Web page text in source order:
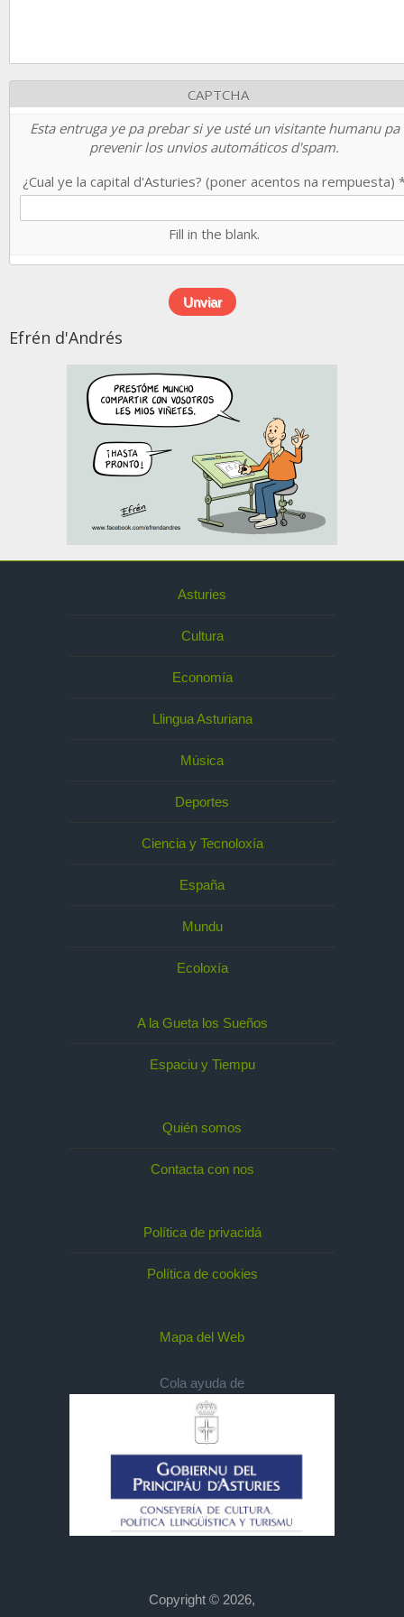
CAPTCHA
Esta entruga ye pa prebar si ye usté un visitante humanu pa
prevenir los unvios automáticos d'spam.
¿Cual ye la capital d'Asturies? (poner acentos na rempuesta)
Fill in the blank.
Efrén d'Andrés
Asturies
Cultura
Economía
Llingua Asturiana
Música
Deportes
Ciencia y Tecnoloxía
España
Mundu
Ecoloxía
A la Gueta los Sueños
Espaciu y Tiempu
Quién somos
Contacta con nos
Política de privacidá
Política de cookies
Mapa del Web
Cola ayuda de
Copyright © 2026,